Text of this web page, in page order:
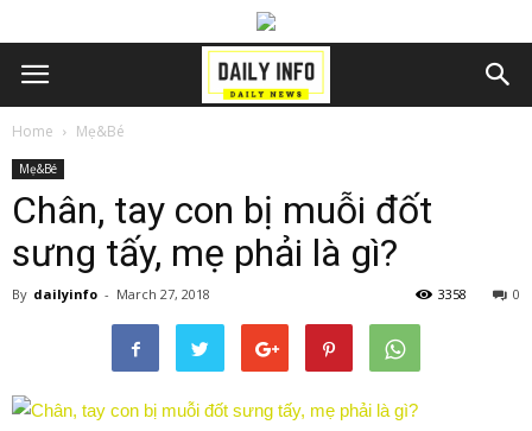
Home Mẹ&Bé
Mẹ&Bé
Chân, tay con bị muỗi đốt
sưng tấy, mẹ phải là gì?
By dailyinfo - March 27, 2018 0
3358